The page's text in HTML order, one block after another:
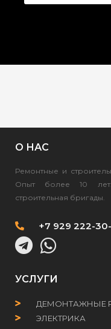
О НАС
Ремонтные и
Опыт более 10
строительная бригады.
+7 929 222-
УСЛУГИ
ДЕМОНТАЖНЫЕ
ЭЛЕКТРИКА